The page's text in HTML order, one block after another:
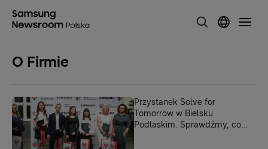
O Firmie
Przystanek Solve for
Tomorrow w Bielsku
Podlaskim. Sprawdźmy, co